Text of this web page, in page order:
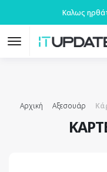
Καλως
Αρχική Αξεσουάρ